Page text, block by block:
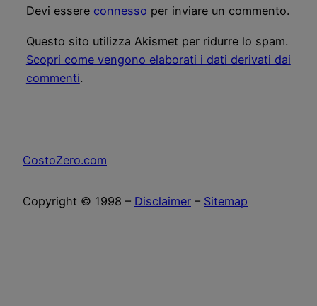
Devi essere connesso per inviare un commento.
Questo sito utilizza Akismet per ridurre lo spam.
Scopri come vengono elaborati i dati derivati dai
commenti.
CostoZero.com
Copyright © 1998 – Disclaimer – Sitemap